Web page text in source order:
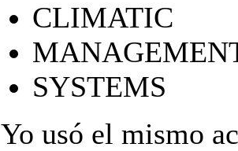
CLIMATIC
SYSTEMS
Yo usó el mismo